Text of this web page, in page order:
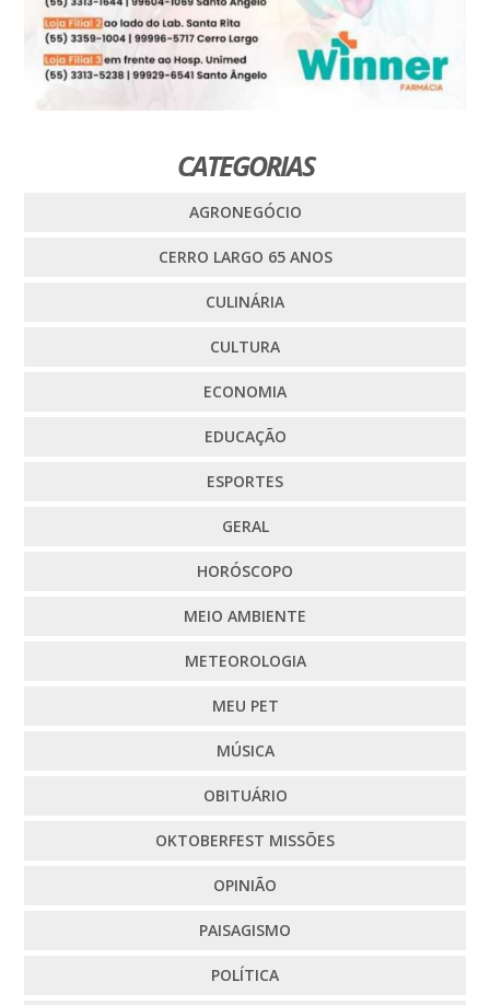
CATEGORIAS
AGRONEGÓCIO
CERRO LARGO 65 ANOS
CULINÁRIA
CULTURA
ECONOMIA
EDUCAÇÃO
ESPORTES
GERAL
HORÓSCOPO
MEIO AMBIENTE
METEOROLOGIA
MEU PET
MÚSICA
OBITUÁRIO
OKTOBERFEST MISSÕES
OPINIÃO
PAISAGISMO
POLÍTICA